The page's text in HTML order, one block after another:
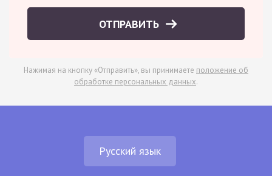
ОТПРАВИТЬ
Нажимая на кнопку «Отправить», вы принимаете положение об
обработке персональных данных.
Русский язык